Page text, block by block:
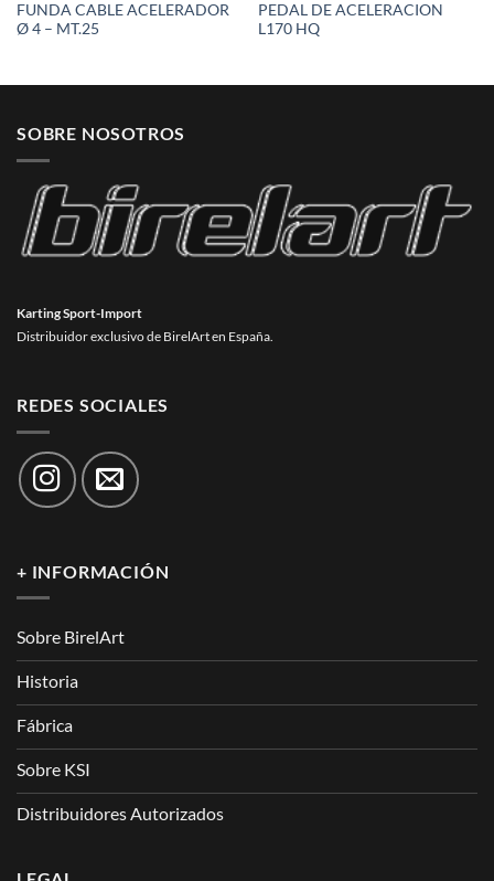
FUNDA CABLE ACELERADOR
Ø 4 – MT.25
PEDAL DE ACELERACION
L170 HQ
SOBRE NOSOTROS
Karting Sport-Import
Distribuidor exclusivo de BirelArt en España.
REDES SOCIALES
+ INFORMACIÓN
Sobre BirelArt
Historia
Fábrica
Sobre KSI
Distribuidores Autorizados